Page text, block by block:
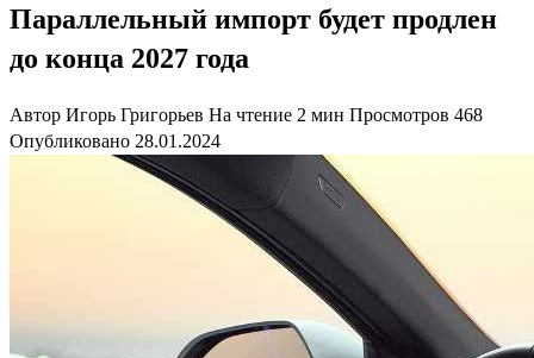
Параллельный импорт будет продлен
до конца 2027 года
Автор Игорь Григорьев На чтение 2 мин Просмотров 468
Опубликовано 28.01.2024